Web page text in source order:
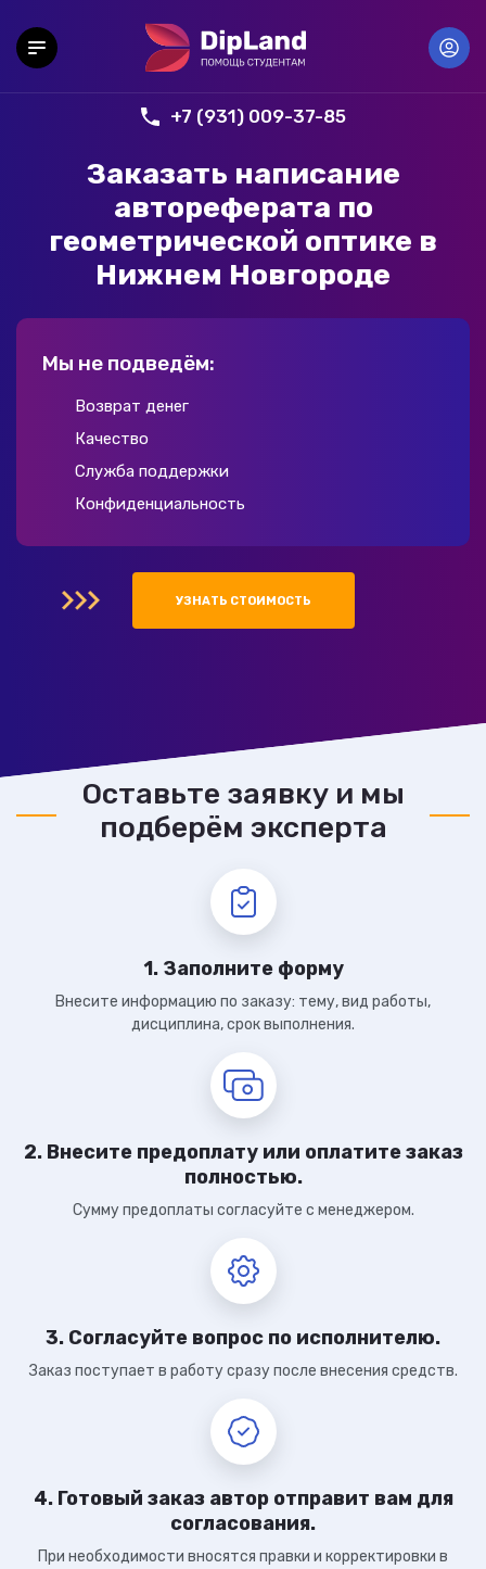
+7 (931) 009-37-85
Заказать написание
автореферата по
геометрической оптике в
Нижнем Новгороде
Мы не подведём:
Возврат денег
Качество
Служба поддержки
Конфиденциальность
УЗНАТЬ СТОИМОСТЬ
Оставьте заявку и мы
подберём эксперта
1. Заполните форму
Внесите информацию по заказу: тему, вид работы,
дисциплина, срок выполнения.
2. Внесите предоплату или оплатите заказ
полностью.
Сумму предоплаты согласуйте с менеджером.
3. Согласуйте вопрос по исполнителю.
Заказ поступает в работу сразу после внесения средств.
4. Готовый заказ автор отправит вам для
согласования.
При необходимости вносятся правки и корректировки в